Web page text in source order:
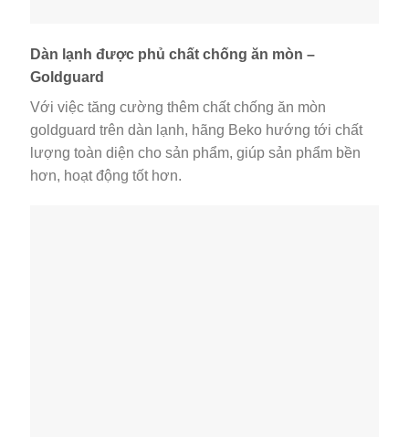
Dàn lạnh được phủ chất chống ăn mòn –
Goldguard
Với việc tăng cường thêm chất chống ăn mòn
goldguard trên dàn lạnh, hãng Beko hướng tới chất
lượng toàn diện cho sản phẩm, giúp sản phẩm bền
hơn, hoạt động tốt hơn.